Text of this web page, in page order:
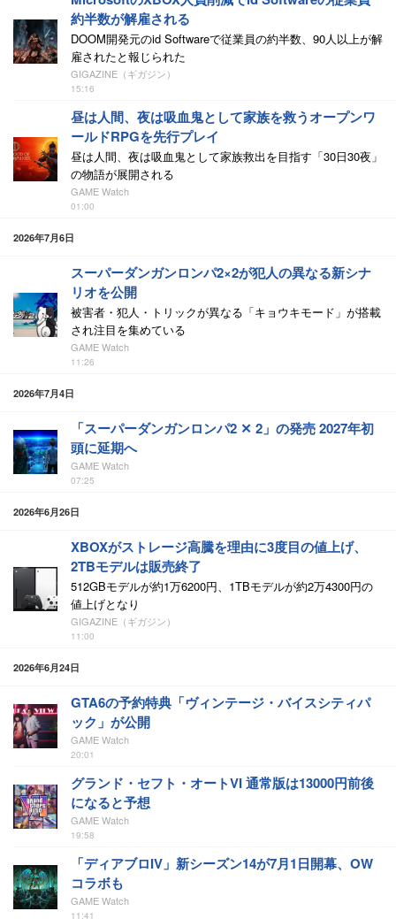
約半数が解雇される
DOOM開発元のid Softwareで従業員の約半数、90人以上が解
雇されたと報じられた
GIGAZINE（ギガジン）
15:16
昼は人間、夜は吸血鬼として家族を救うオープンワ
ールドRPGを先行プレイ
昼は人間、夜は吸血鬼として家族救出を目指す「30日30夜」
の物語が展開される
GAME Watch
01:00
2026年7月6日
スーパーダンガンロンパ2×2が犯人の異なる新シナ
リオを公開
被害者・犯人・トリックが異なる「キョウキモード」が搭載
され注目を集めている
GAME Watch
11:26
2026年7月4日
「スーパーダンガンロンパ2 ✕ 2」の発売 2027年初
頭に延期へ
GAME Watch
07:25
2026年6月26日
XBOXがストレージ高騰を理由に3度目の値上げ、
2TBモデルは販売終了
512GBモデルが約1万6200円、1TBモデルが約2万4300円の
値上げとなり
GIGAZINE（ギガジン）
11:00
2026年6月24日
GTA6の予約特典「ヴィンテージ・バイスシティパ
ック」が公開
GAME Watch
20:01
グランド・セフト・オートVI 通常版は13000円前後
になると予想
GAME Watch
19:58
「ディアブロIV」新シーズン14が7月1日開幕、OW
コラボも
GAME Watch
11:41